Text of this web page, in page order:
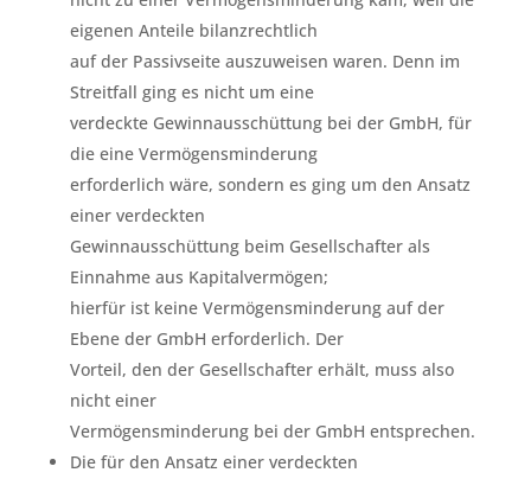
eigenen Anteile bilanzrechtlich
auf der Passivseite auszuweisen waren. Denn im
Streitfall ging es nicht um eine
verdeckte Gewinnausschüttung bei der GmbH, für
die eine Vermögensminderung
erforderlich wäre, sondern es ging um den Ansatz
einer verdeckten
Gewinnausschüttung beim Gesellschafter als
Einnahme aus Kapitalvermögen;
hierfür ist keine Vermögensminderung auf der
Ebene der GmbH erforderlich. Der
Vorteil, den der Gesellschafter erhält, muss also
nicht einer
Vermögensminderung bei der GmbH entsprechen.
Die für den Ansatz einer verdeckten